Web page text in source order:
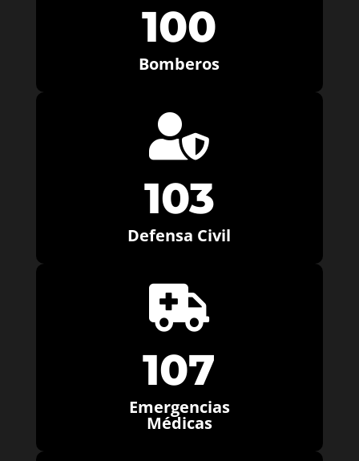
100
Bomberos

103
Defensa Civil

107
Emergencias
Médicas